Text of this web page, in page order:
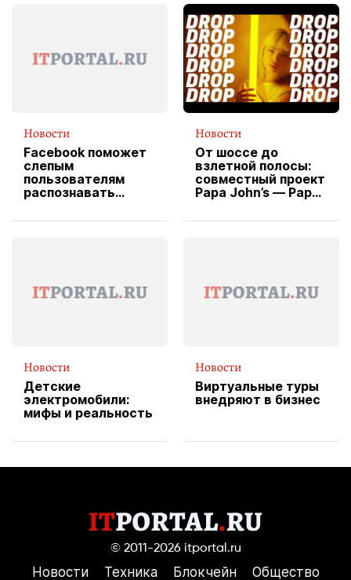
Новости
Facebook поможет
слепым
пользователям
распознавать
Новости
От шоссе до
взлетной полосы:
совместный проект
Papa John’s — Papa
вводит
Новости
Детские
электромобили:
мифы и реальность
Новости
Виртуальные туры
внедряют в бизнес
© 2011-2026 itportal.ru
Новости Техника Блокчейн Общество